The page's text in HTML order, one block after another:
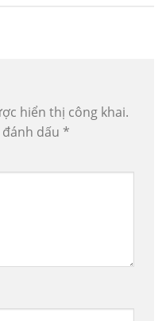
hiển thị công khai.
dấu *